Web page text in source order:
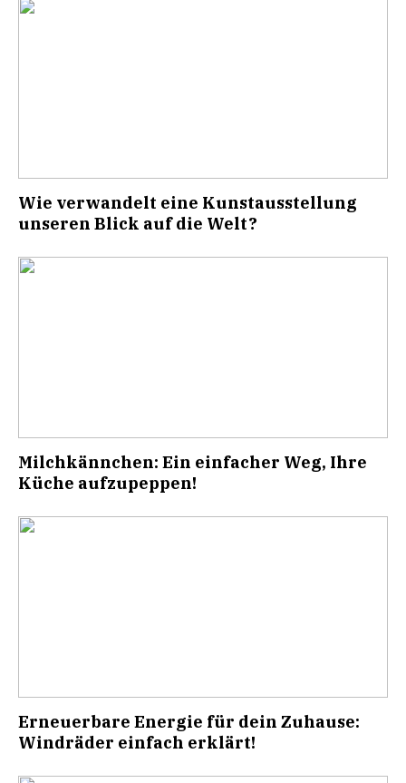
Wie verwandelt eine Kunstausstellung
unseren Blick auf die Welt?
Milchkännchen: Ein einfacher Weg, Ihre
Küche aufzupeppen!
Erneuerbare Energie für dein Zuhause:
Windräder einfach erklärt!